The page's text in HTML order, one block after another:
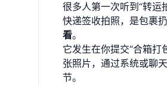
很多人第一次听到“转运
快递签收拍照，是包裹
看。
它发生在你提交“合箱打
张照片，通过系统或聊
节。